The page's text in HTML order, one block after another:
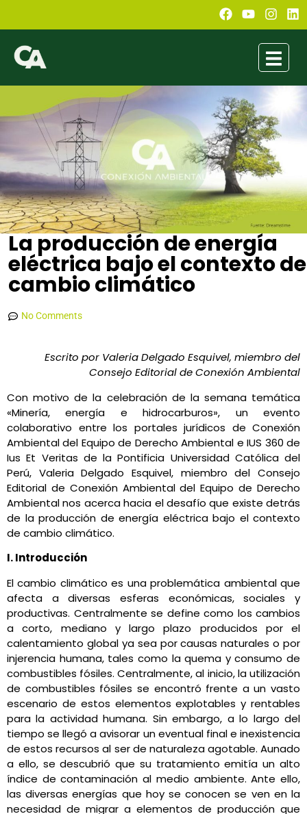
La producción de energía
eléctrica bajo el contexto de
cambio climático
No Comments
Escrito por Valeria Delgado Esquivel, miembro del
Consejo Editorial de Conexión Ambiental
Con motivo de la celebración de la semana temática
«Minería, energía e hidrocarburos», un evento
colaborativo entre los portales jurídicos de Conexión
Ambiental del Equipo de Derecho Ambiental e IUS 360 de
Ius Et Veritas de la Pontificia Universidad Católica del
Perú, Valeria Delgado Esquivel, miembro del Consejo
Editorial de Conexión Ambiental del Equipo de Derecho
Ambiental nos acerca hacia el desafío que existe detrás
de la producción de energía eléctrica bajo el contexto
de cambio climático.
I. Introducción
El cambio climático es una problemática ambiental que
afecta a diversas esferas económicas, sociales y
productivas. Centralmente se define como los cambios
a corto, mediano y largo plazo producidos por el
calentamiento global ya sea por causas naturales o por
injerencia humana, tales como la quema y consumo de
combustibles fósiles. Centralmente, al inicio, la utilización
de combustibles fósiles se encontró frente a un vasto
escenario de estos elementos explotables y rentables
para la actividad humana. Sin embargo, a lo largo del
tiempo se llegó a avisorar un eventual final e inexistencia
de estos recursos al ser de naturaleza agotable. Aunado
a ello, se descubrió que su tratamiento emitía un alto
índice de contaminación al medio ambiente. Ante ello,
las diversas energías que hoy se conocen se ven en la
necesidad de migrar a elementos de producción que